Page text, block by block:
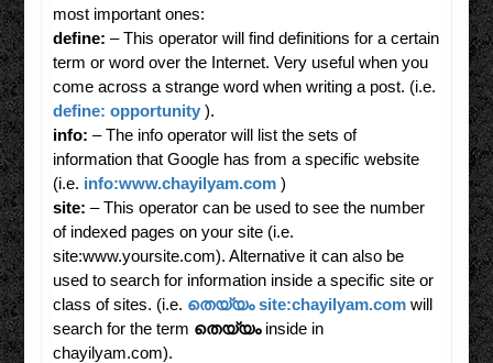
most important ones:
define: – This operator will find definitions for a certain
term or word over the Internet. Very useful when you
come across a strange word when writing a post. (i.e.
define: opportunity ).
info: – The info operator will list the sets of
information that Google has from a specific website
(i.e. info:www.chayilyam.com )
site: – This operator can be used to see the number
of indexed pages on your site (i.e.
site:www.yoursite.com). Alternative it can also be
used to search for information inside a specific site or
class of sites. (i.e. തെയ്യം site:chayilyam.com will
search for the term തെയ്യം inside in
chayilyam.com).